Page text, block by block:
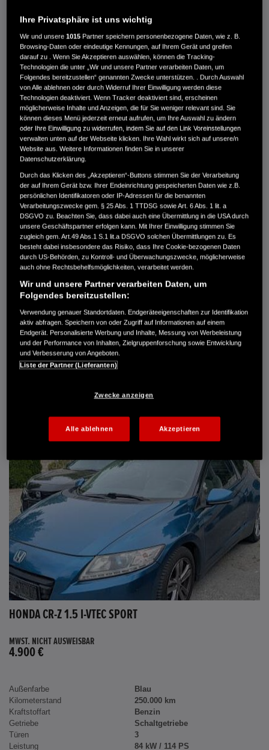
MWST. NICHT AUSWEISBAR
3.900 €
Außenfarbe
crystal black pearl
Kilometerstand
166.000 km
Kraftstoffart
Super
Getriebe
Automatik
Türen
5
Leistung
61 kW / 83 PS
Hubraum
1.339 cm³
Erstzulassung
10.2007
Bauart
Limousine
AUTO HARKE GMBH
Randersweide 59-63
21035 Hamburg
+49 40 735 935 0
DETAILS
HONDA CR-Z 1.5 I-VTEC SPORT
MWST. NICHT AUSWEISBAR
4.900 €
Außenfarbe
Blau
Kilometerstand
250.000 km
Kraftstoffart
Benzin
Getriebe
Schaltgetriebe
Türen
3
Leistung
84 kW / 114 PS
Ihre Privatsphäre ist uns wichtig
Wir und unsere1015 Partner speichern personenbezogene Daten, wie z. B.
Browsing-Daten oder eindeutige Kennungen, auf Ihrem Gerät und greifen
darauf zu . Wenn Sie Akzeptieren auswählen, können die Tracking-
Technologien die unter „Wir und unsere Partner verarbeiten Daten, um
Folgendes bereitzustellen“ genannten Zwecke unterstützen. . Durch Auswahl
von Alle ablehnen oder durch Widerruf Ihrer Einwilligung werden diese
Technologien deaktiviert. Wenn Tracker deaktiviert sind, erscheinen
möglicherweise Inhalte und Anzeigen, die für Sie weniger relevant sind. Sie
können dieses Menü jederzeit erneut aufrufen, um Ihre Auswahl zu ändern
oder Ihre Einwilligung zu widerrufen, indem Sie auf den Link Voreinstellungen
verwalten unten auf der Webseite klicken. Ihre Wahl wirkt sich auf unsere/n
Website aus. Weitere Informationen finden Sie in unserer
Datenschutzerklärung.
Durch das Klicken des „Akzeptieren“-Buttons stimmen Sie der Verarbeitung
der auf Ihrem Gerät bzw. Ihrer Endeinrichtung gespeicherten Daten wie z.B.
persönlichen Identifikatoren oder IP-Adressen für die benannten
Verarbeitungszwecke gem. § 25 Abs. 1 TTDSG sowie Art. 6 Abs. 1 lit. a
DSGVO zu. Beachten Sie, dass dabei auch eine Übermittlung in die USA durch
unsere Geschäftspartner erfolgen kann. Mit Ihrer Einwilligung stimmen Sie
zugleich gem. Art.49 Abs.1 S.1 lit.a DSGVO solchen Übermittlungen zu. Es
besteht dabei insbesondere das Risiko, dass Ihre Cookie-bezogenen Daten
durch US-Behörden, zu Kontroll- und Überwachungszwecke, möglicherweise
auch ohne Rechtsbehelfsmöglichkeiten, verarbeitet werden.
Wir und unsere Partner verarbeiten Daten, um
Folgendes bereitzustellen:
Verwendung genauer Standortdaten. Endgeräteeigenschaften zur Identifikation
aktiv abfragen. Speichern von oder Zugriff auf Informationen auf einem
Endgerät. Personalisierte Werbung und Inhalte, Messung von Werbeleistung
und der Performance von Inhalten, Zielgruppenforschung sowie Entwicklung
und Verbesserung von Angeboten.
Liste der Partner (Lieferanten)
Zwecke anzeigen
Alle ablehnen Akzeptieren